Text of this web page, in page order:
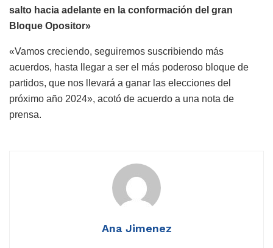
salto hacia adelante en la conformación del gran
Bloque Opositor»
«Vamos creciendo, seguiremos suscribiendo más
acuerdos, hasta llegar a ser el más poderoso bloque de
partidos, que nos llevará a ganar las elecciones del
próximo año 2024», acotó de acuerdo a una nota de
prensa.
Ana Jimenez